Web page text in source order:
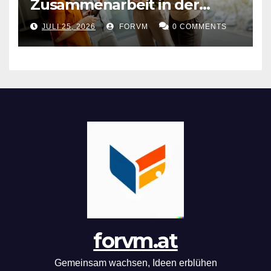
Zusammenarbeit in der
Arbeitswelt
JULI 25, 2026 FORVM 0 COMMENTS
forvm.at
Gemeinsam wachsen, Ideen erblühen